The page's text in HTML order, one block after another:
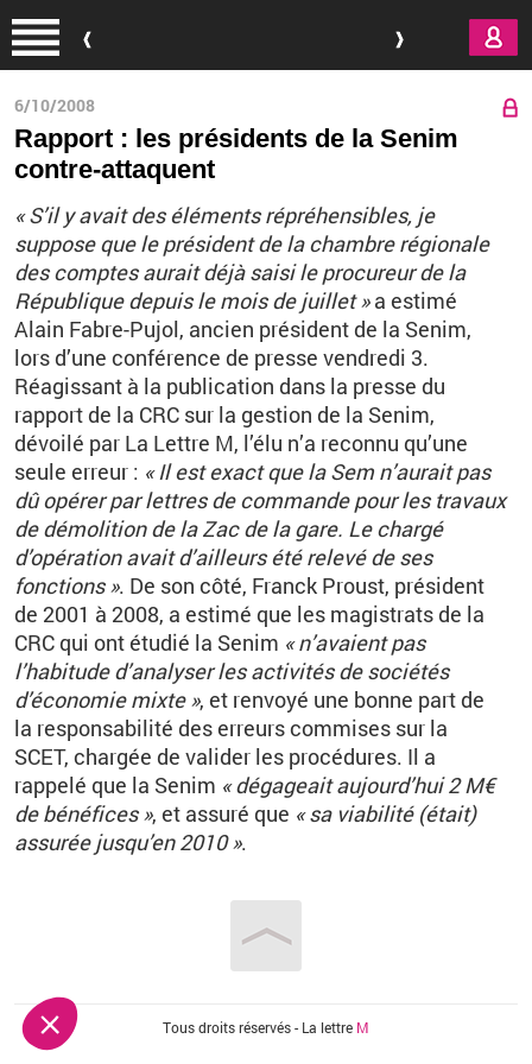
6/10/2008
Rapport : les présidents de la Senim
contre-attaquent
« S’il y avait des éléments répréhensibles, je
suppose que le président de la chambre régionale
des comptes aurait déjà saisi le procureur de la
République depuis le mois de juillet »a estimé
Alain Fabre-Pujol, ancien président de la Senim,
lors d’une conférence de presse vendredi 3.
Réagissant à la publication dans la presse du
rapport de la CRC sur la gestion de la Senim,
dévoilé par La Lettre M, l’élu n’a reconnu qu’une
seule erreur : « Il est exact que la Sem n’aurait pas
dû opérer par lettres de commande pour les travaux
de démolition de la Zac de la gare. Le chargé
d’opération avait d’ailleurs été relevé de ses
fonctions ». De son côté, Franck Proust, président
de 2001 à 2008, a estimé que les magistrats de la
CRC qui ont étudié la Senim « n’avaient pas
l’habitude d’analyser les activités de sociétés
d’économie mixte », et renvoyé une bonne part de
la responsabilité des erreurs commises sur la
SCET, chargée de valider les procédures. Il a
rappelé que la Senim « dégageait aujourd’hui 2 M€
de bénéfices », et assuré que « sa viabilité (était)
assurée jusqu’en 2010 ».
Vous êtes ici Tous droits réservés - La lettre M